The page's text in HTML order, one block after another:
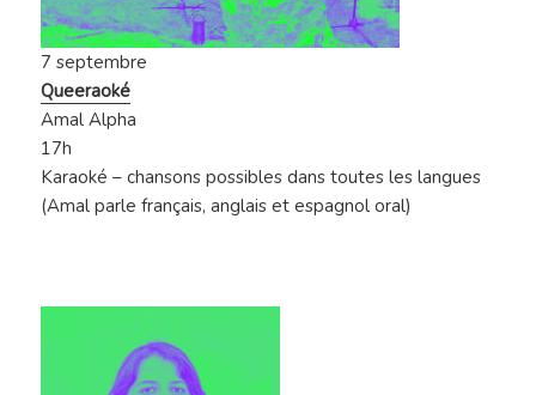
7 septembre
Queeraoké
Amal Alpha
17h
Karaoké – chansons possibles dans toutes les langues
(Amal parle français, anglais et espagnol oral)